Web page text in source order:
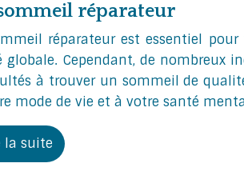
réparateur
réparateur est essentiel
globale. Cependant, de nombreux
à trouver un sommeil de
mode de vie et à votre santé
la suite